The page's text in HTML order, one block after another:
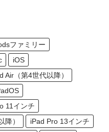
ファミリー
iOS
Air（第4世代以降）
11インチ
降）
iPad Pro 13インチ